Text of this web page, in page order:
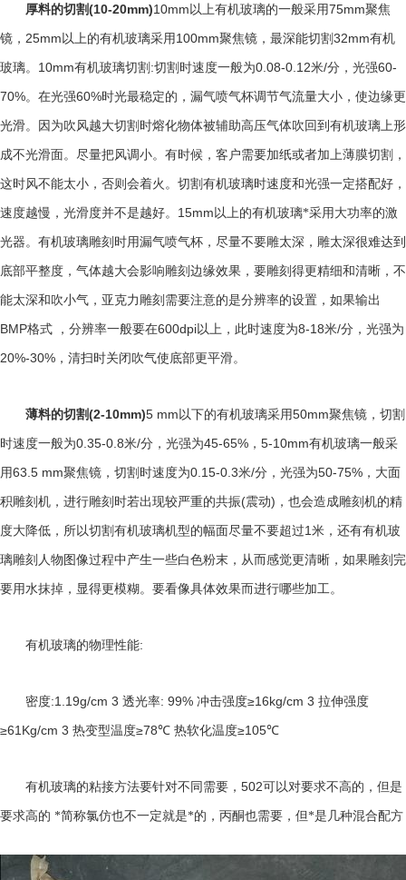
厚料的切割(10-20mm)10mm 以上有机玻璃的一般采用75mm聚焦
镜， 25mm 以上的有机玻璃采用 100mm聚焦镜，最深能切割 32mm有机
玻璃。 10mm有机玻璃切割 :切割时速度一般为0.08-0.12米/分，光强60-
70%。在光强60%时光最稳定的，漏气喷气杯调节气流量大小，使边缘更
光滑。因为吹风越大切割时熔化物体被辅助高压气体吹回到有机玻璃上形
成不光滑面。尽量把风调小。有时候，客户需要加纸或者加上薄膜切割，
这时风不能太小，否则会着火。切割有机玻璃时速度和光强一定搭配好，
速度越慢，光滑度并不是越好。 15mm 以上的有机玻璃*采用大功率的激
光器。有机玻璃雕刻时用漏气喷气杯，尽量不要雕太深，雕太深很难达到
底部平整度，气体越大会影响雕刻边缘效果，要雕刻得更精细和清晰，不
能太深和吹小气，亚克力雕刻需要注意的是分辨率的设置，如果输出
BMP格式 ，分辨率一般要在600dpi以上，此时速度为8-18米/分，光强为
20%-30% ，清扫时关闭吹气使底部更平滑。
薄料的切割(2-10mm)5 mm 以下的有机玻璃采用50mm聚焦镜，切割
时速度一般为0.35-0.8米/分，光强为45-65% ， 5-10mm有机玻璃一般采
用63.5 mm聚焦镜，切割时速度为0.15-0.3米/分，光强为50-75% ，大面
积雕刻机，进行雕刻时若出现较严重的共振(震动) ，也会造成雕刻机的精
度大降低，所以切割有机玻璃机型的幅面尽量不要超过1 米，还有有机玻
璃雕刻人物图像过程中产生一些白色粉末，从而感觉更清晰，如果雕刻完
要用水抹掉，显得更模糊。要看像具体效果而进行哪些加工。
有机玻璃的物理性能:
密度:1.19g/cm 3 透光率: 99% 冲击强度≥16kg/cm 3 拉伸强度
≥61Kg/cm 3 热变型温度≥78℃ 热软化温度≥105℃
有机玻璃的粘接方法要针对不同需要， 502可以对要求不高的，但是
要求高的 *简称氯仿也不一定就是*的，丙酮也需要，但*是几种混合配方